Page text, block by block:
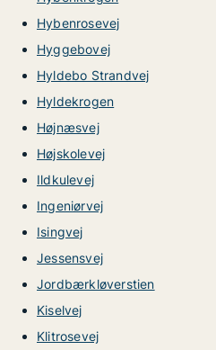
Hybenrosevej
Hyggebovej
Hyldebo Strandvej
Hyldekrogen
Højnæsvej
Højskolevej
Ildkulevej
Ingeniørvej
Isingvej
Jessensvej
Jordbærkløverstien
Kiselvej
Klitrosevej